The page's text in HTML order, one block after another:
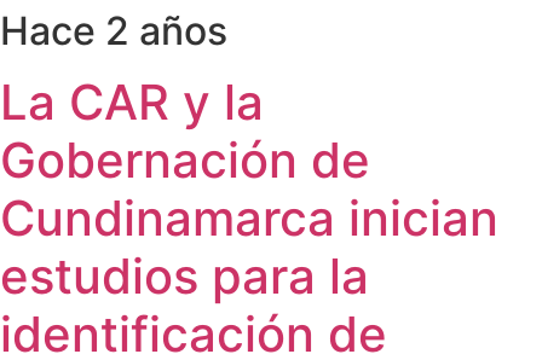
Hace 2 años
La CAR y la
Gobernación de
Cundinamarca inician
estudios para la
identificación de